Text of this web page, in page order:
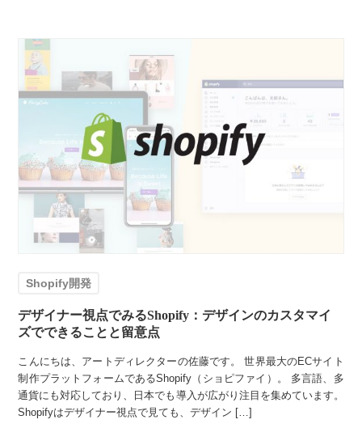
Shopify開発
デザイナー視点でみるShopify：デザインのカスタマイ
ズでできることと留意点
こんにちは、アートディレクターの佐藤です。 世界最大のECサイト
制作プラットフォームであるShopify（ショピファイ）。 多言語、多
通貨にも対応しており、日本でも導入が広がり注目を集めています。
Shopifyはデザイナー視点で見ても、デザイン […]